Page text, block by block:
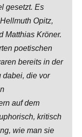
gesetzt. Es
Opitz,
Matthias Kröner.
poetischen
bereits in der
dabei, die vor
auf dem
kritisch
wie man sie